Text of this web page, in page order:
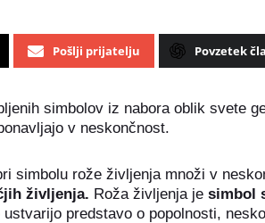
Pošlji prijatelju Povzetek
simbolov iz nabora oblik svete
v neskončnost.
simbolu rože življenja množi v
življenja. Roža življenja je simbol
predstavo o popolnosti,